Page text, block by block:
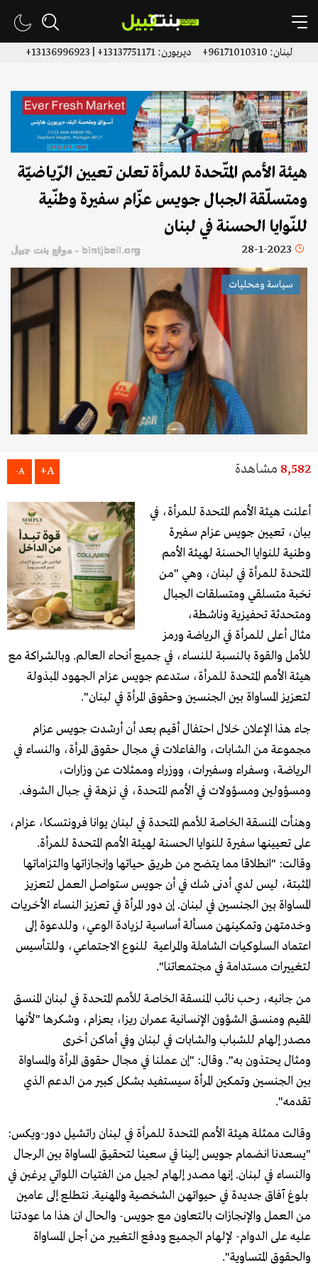
لبنان: 96171010310+ ديربورن: 13137751171+ | 13136996923+
هيئة الأمم المتّحدة للمرأة تعلن تعيين الرّياضيّة
ومتسلّقة الجبال جويس عزّام سفيرة وطنّية
للنّوايا الحسنة في لبنان
28-1-2023 bintjbeil.org - موقع بنت جبيل
سياسة ومحليات
8,582 مشاهدة A+
A-
أعلنت هيئة الأمم المتحدة للمرأة، في
بيان، تعيين جويس عزام سفيرة
وطنية للنوايا الحسنة لهيئة الأمم
المتحدة للمرأة في لبنان، وهي "من
نخبة متسلقي ومتسلقات الجبال
ومتحدثة تحفيزية وناشطة،
مثال أعلى للمرأة في الرياضة ورمز
للأمل والقوة بالنسبة للنساء، في جميع أنحاء العالم. وبالشراكة مع
هيئة الأمم المتحدة للمرأة، ستدعم جويس عزام الجهود المبذولة
لتعزيز المساواة بين الجنسين وحقوق المرأة في لبنان".
جاء هذا الإعلان خلال احتفال أقيم بعد أن أرشدت جويس عزام
مجموعة من الشابات، والفاعلات في مجال حقوق المرأة، والنساء في
الرياضة، وسفراء وسفيرات، ووزراء وممثلات عن وزارات،
ومسؤولين ومسؤولات في الأمم المتحدة، في نزهة في جبال الشوف.
وهنأت المنسقة الخاصة للأمم المتحدة في لبنان يوانا فرونتسكا، عزام،
على تعيينها سفيرة للنوايا الحسنة لهيئة الأمم المتحدة للمرأة.
وقالت: "انطلاقا مما يتضح من طريق حياتها وإنجازاتها والتزاماتها
المثبتة، ليس لدي أدنى شك في أن جويس ستواصل العمل لتعزيز
المساواة بين الجنسين في لبنان. إن دور المرأة في تعزيز النساء الأخريات
وخدمتهن وتمكينهن مسألة أساسية لزيادة الوعي، وللدعوة إلى
اعتماد السلوكيات الشاملة والمراعية للنوع الاجتماعي، وللتأسيس
لتغييرات مستدامة في مجتمعاتنا".
من جانبه، رحب نائب المنسقة الخاصة للأمم المتحدة في لبنان المنسق
المقيم ومنسق الشؤون الإنسانية عمران ريزا، بعزام، وشكرها "لأنها
مصدر إلهام للشباب والشابات في لبنان وفي أماكن أخرى
ومثال يحتذون به". وقال: "إن عملنا في مجال حقوق المرأة والمساواة
بين الجنسين وتمكين المرأة سيستفيد بشكل كبير من الدعم الذي
تقدمه".
وقالت ممثلة هيئة الأمم المتحدة للمرأة في لبنان راتشيل دور-ويكس:
"يسعدنا انضمام جويس إلينا في سعينا لتحقيق المساواة بين الرجال
والنساء في لبنان. إنها مصدر إلهام لجيل من الفتيات اللواتي يرغبن في
بلوغ آفاق جديدة في حيواتهن الشخصية والمهنية. نتطلع إلى عامين
من العمل والإنجازات بالتعاون مع جويس- والحال ان هذا ما عودتنا
عليه على الدوام- لإلهام الجميع ودفع التغيير من أجل المساواة
والحقوق المتساوية".